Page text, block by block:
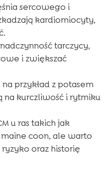
sercowego i
kardiomiocyty,
tarczycy,
i zwiększać
przykład z potasem
na kurczliwość i rytmiku
u ras takich jak
coon, ale warto
oraz historię